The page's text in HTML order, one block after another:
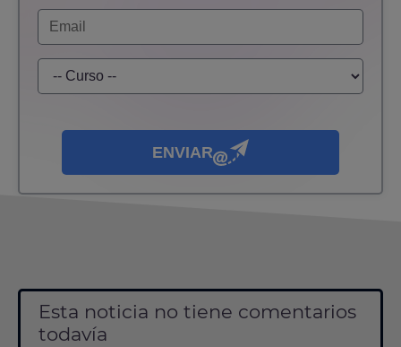
ENVIAR
Esta noticia no tiene comentarios
todavía